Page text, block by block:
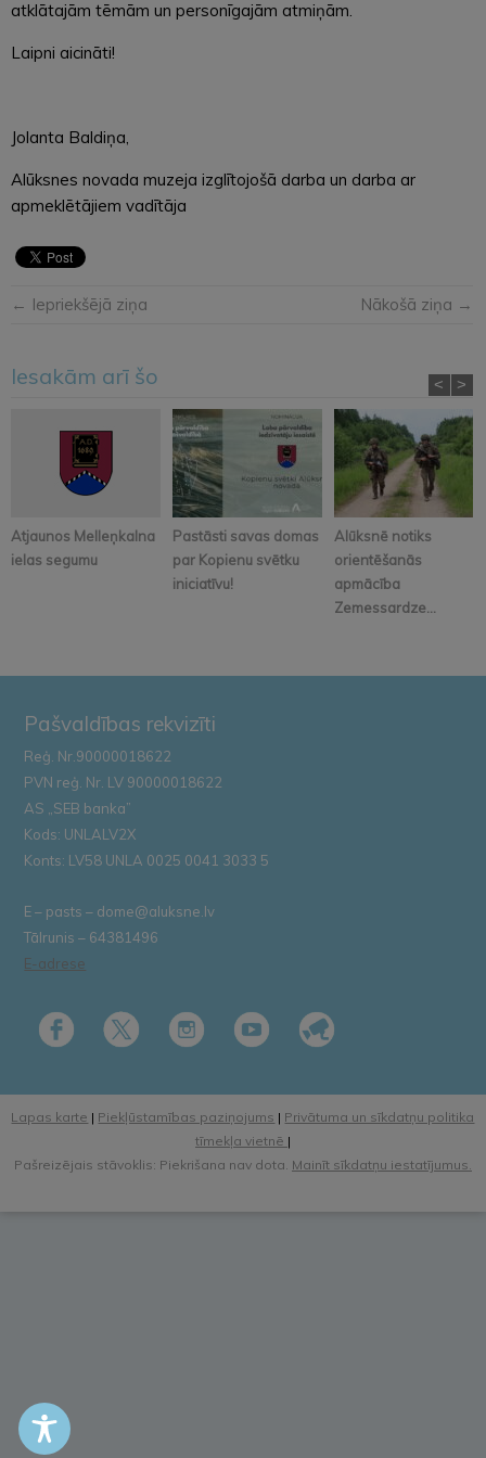
atklātajām tēmām un personīgajām atmiņām.
Laipni aicināti!
Jolanta Baldiņa,
Alūksnes novada muzeja izglītojošā darba un darba ar
apmeklētājiem vadītāja
← Iepriekšējā ziņa Nākošā ziņa →
Iesakām arī šo
Atjaunos Melleņkalna
ielas segumu
Pastāsti savas domas
par Kopienu svētku
iniciatīvu!
Alūksnē notiks
orientēšanās
apmācība
Zemessardze...
< >
Pašvaldības rekvizīti
Reģ. Nr.90000018622
PVN reģ. Nr. LV 90000018622
AS „SEB banka”
Kods: UNLALV2X
Konts: LV58 UNLA 0025 0041 3033 5
E – pasts – dome@aluksne.lv
Tālrunis – 64381496
E-adrese
Lapas karte | Piekļūstamības paziņojums | Privātuma un sīkdatņu politika
tīmekļa vietnē |
Pašreizējais stāvoklis: Piekrišana nav dota. Mainīt sīkdatņu iestatījumus.